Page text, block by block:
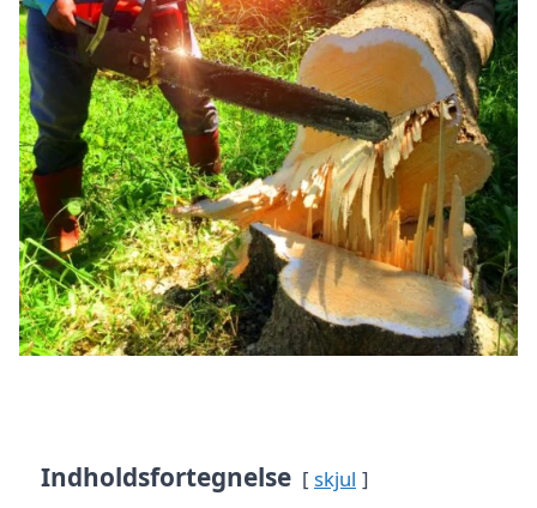
Indholdsfortegnelse skjul